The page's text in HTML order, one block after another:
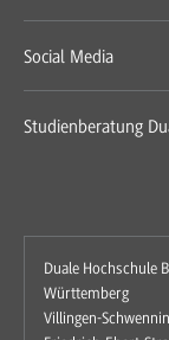
Social Media
Studienberatung
Duale Hochschule
Württemberg
Villingen-